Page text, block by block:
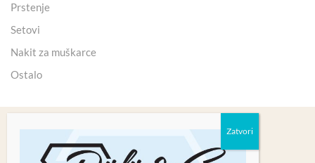
Prstenje
Setovi
Nakit za muškarce
Ostalo
Copyright 2025 © Kristali Minerali d.o.o